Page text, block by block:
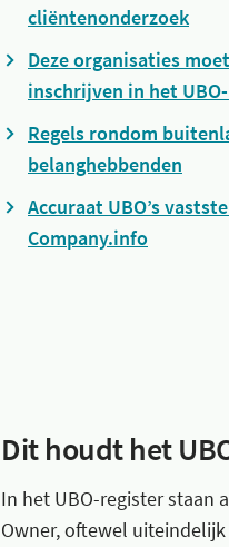
cliëntenonderzoek
Deze organisaties
inschrijven in het
Regels rondom
belanghebbenden
Accuraat UBO’s
Company.info
Dit houdt het
In het UBO-register staan
Owner, oftewel